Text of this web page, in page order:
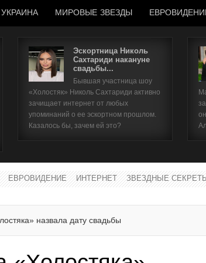
УКРАИНА МИРОВЫЕ ЗВЕЗДЫ
Эскортница Николь
Сахтариди накануне
свадьбы...
Бывшая участница шоу
«Холостяк» Николь Сахтариди активно
зачищает интернет от любых
упоминаний о ее эскортном прошлом.
Казалось бы, зачем ей это?
ЕВРОВИДЕНИЕ ИНТЕРНЕТ ЗВЕЗДНЫЕ
назвала дату свадьбы
Имя пользователя